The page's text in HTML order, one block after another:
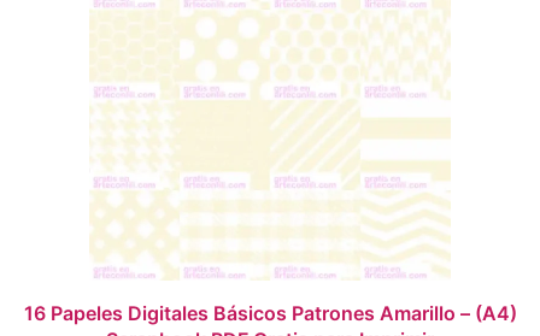
16 Papeles Digitales Básicos Patrones Amarillo – (A4)